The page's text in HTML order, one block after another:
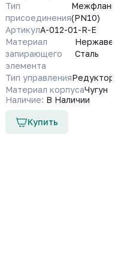
Тип
присоединения(PN10)
АртикулA-012-01-R-E
Материал
запирающего
элемента
Сталь
Тип управленияРедуктор
Материал корпусаЧугун
Наличие: В Наличии
Купить